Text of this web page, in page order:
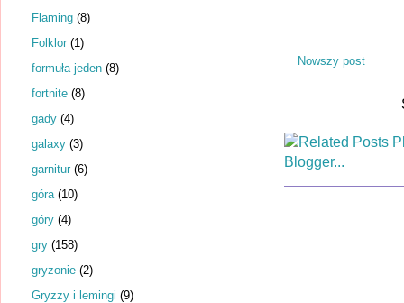
Nowszy post
Flaming (8)
Folklor (1)
formuła jeden (8)
fortnite (8)
gady (4)
galaxy (3)
garnitur (6)
góra (10)
góry (4)
gry (158)
gryzonie (2)
Gryzzy i lemingi (9)